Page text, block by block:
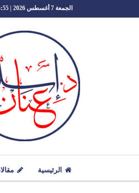
الجمعة 7 أغسطس 2026 | 5:55 ص
الرئيسية